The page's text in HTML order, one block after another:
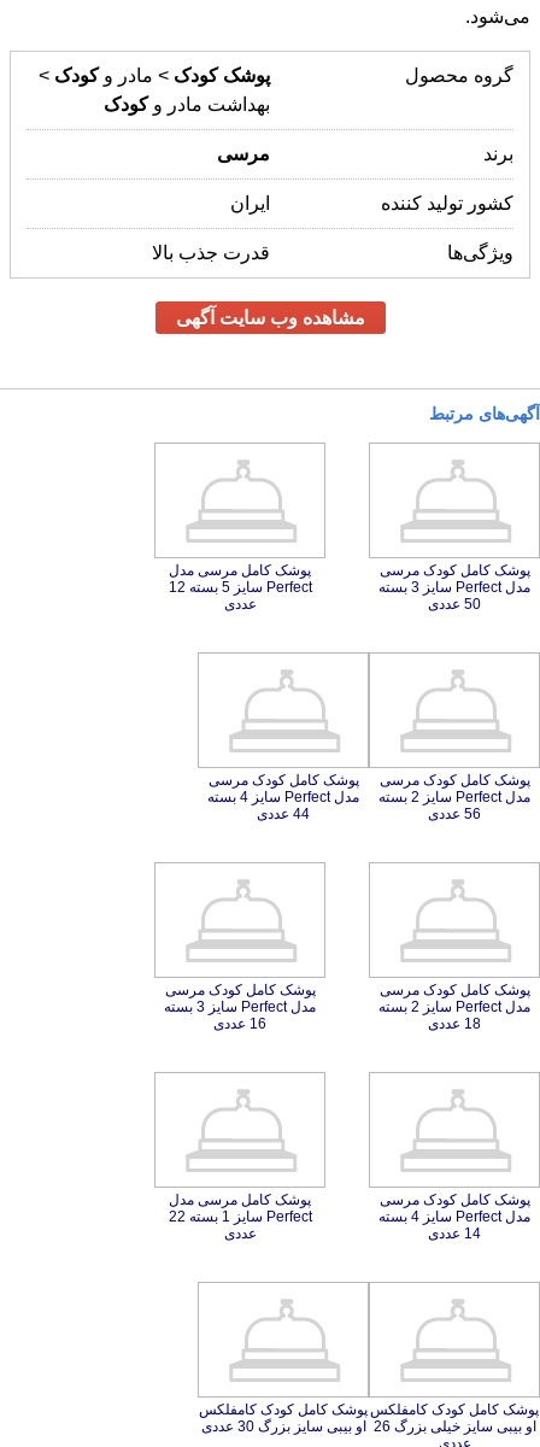
می‌شود.
گروه محصول پوشک کودک > مادر وکودک >
بهداشت مادر وکودک
برند مرسی
کشور تولید کننده ایران
ویژگی‌ها قدرت جذب بالا
مشاهده وب سایت آگهی
آگهی‌های مرتبط
پوشک کامل کودک مرسی
مدل Perfect سایز 3 بسته
50 عددی
پوشک کامل مرسی مدل
Perfect سایز 5 بسته 12
عددی
پوشک کامل کودک مرسی
مدل Perfect سایز 2 بسته
56 عددی
پوشک کامل کودک مرسی
مدل Perfect سایز 4 بسته
44 عددی
پوشک کامل کودک مرسی
مدل Perfect سایز 2 بسته
18 عددی
پوشک کامل کودک مرسی
مدل Perfect سایز 3 بسته
16 عددی
پوشک کامل کودک مرسی
مدل Perfect سايز 4 بسته
14 عددی
پوشک کامل مرسی مدل
Perfect سایز 1 بسته 22
عددی
پوشک کامل کودک کامفلکس
او بیبی سایز خیلی بزرگ 26پوشک کامل کودک کامفلکس
او بیبی سایز بزرگ 30 عددی